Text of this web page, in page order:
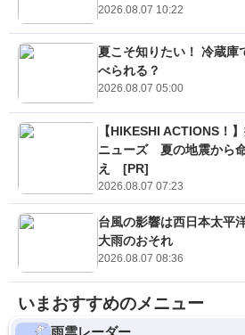
2026.08.07 10:22
夏こそ知りたい！ 冷蔵庫
べられる？
2026.08.07 05:00
【HIKESHI ACTIONS！
ニューズ 夏の地震から
え [PR]
2026.08.07 07:23
台風の影響は西日本太
大雨のおそれ
2026.08.07 08:36
いまおすすめのメニュー